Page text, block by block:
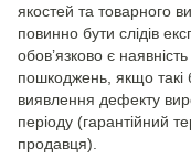
якостей та товарного
повинно бути слідів
обов’язково є
пошкоджень, якщо такі
виявлення дефекту
періоду (гарантійний
продавця).